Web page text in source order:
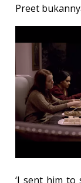
Preet
‘I sent him